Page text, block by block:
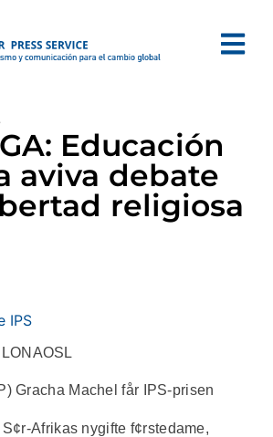
Educación
aviva debate
religiosa
IPS
Gracha Machel får IPS-prisen
Afrikas nygifte f¢rstedame,